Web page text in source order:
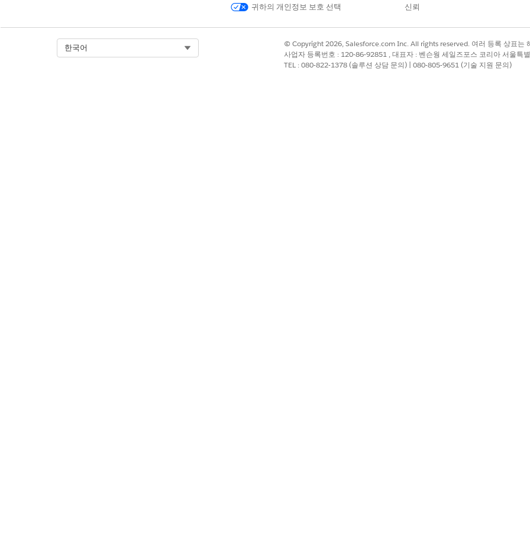
이 기사를 통해 문제를 해결했습니까?
귀하의 개인정보 보호 선택
신뢰
한국어
© Copyright 2026, Salesforce.com Inc. All rights reserved. 여러 등록 상표는
사업자 등록번호 : 120-86-92851 , 대표자 : 벤슨웡 세일즈포스 코리아 서울
TEL : 080-822-1378 (솔루션 상담 문의) | 080-805-9651 (기술 지원 문의)